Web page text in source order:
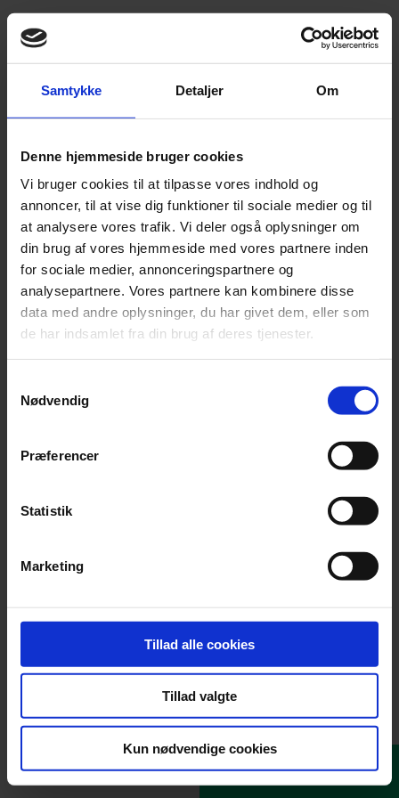
Samtykke Detaljer Om
Denne hjemmeside bruger cookies
Vi bruger cookies til at tilpasse vores indhold og
annoncer, til at vise dig funktioner til sociale medier og til
at analysere vores trafik. Vi deler også oplysninger om
din brug af vores hjemmeside med vores partnere inden
for sociale medier, annonceringspartnere og
analysepartnere. Vores partnere kan kombinere disse
data med andre oplysninger, du har givet dem, eller som
de har indsamlet fra din brug af deres tjenester.
Nødvendig
Præferencer
Statistik
Marketing
Tillad alle cookies
Tillad valgte
Kun nødvendige cookies
Skabelon
medarbejderen, der skal tildeles
Navn på medarbejderen
Vej og husnr.
Postnummer og by
Skriv medarbejderens stilling
Næste